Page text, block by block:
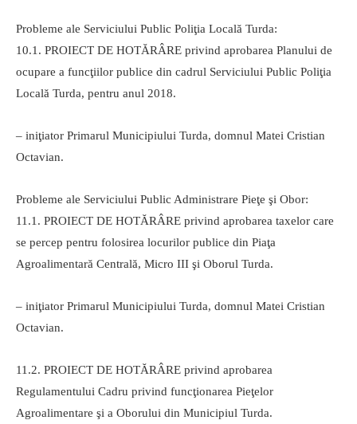
Probleme ale Serviciului Public Poliţia Locală Turda:
10.1. PROIECT DE HOTĂRÂRE privind aprobarea Planului de
ocupare a funcţiilor publice din cadrul Serviciului Public Poliţia
Locală Turda, pentru anul 2018.
– iniţiator Primarul Municipiului Turda, domnul Matei Cristian
Octavian.
Probleme ale Serviciului Public Administrare Pieţe şi Obor:
11.1. PROIECT DE HOTĂRÂRE privind aprobarea taxelor care
se percep pentru folosirea locurilor publice din Piaţa
Agroalimentară Centrală, Micro III şi Oborul Turda.
– iniţiator Primarul Municipiului Turda, domnul Matei Cristian
Octavian.
11.2. PROIECT DE HOTĂRÂRE privind aprobarea
Regulamentului Cadru privind funcţionarea Pieţelor
Agroalimentare şi a Oborului din Municipiul Turda.